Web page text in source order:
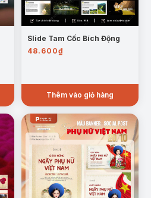
Slide Tam Cốc Bích Động
48.600₫
Thêm vào giỏ hàng